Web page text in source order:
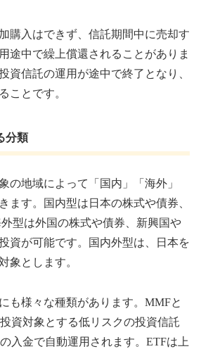
購入はできず、信託期間中に売却す
途中で繰上償還されることがありま
資信託の運用が途中で終了となり、
ことです。
分類
の地域によって「国内」「海外」
ます。国内型は日本の株式や債券、
型は外国の株式や債券、新興国や
資が可能です。国内外型は、日本を
象とします。
も様々な種類があります。MMFと
資対象とする低リスクの投資信託
入金で自動運用されます。ETFは上